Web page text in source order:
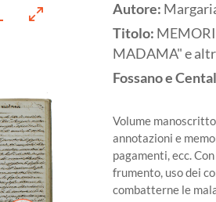
Autore:
Titolo:
MADAMA" e
Fossano e
Volume
annotazioni e
pagamenti, ecc.
frumento, uso dei
combatterne le